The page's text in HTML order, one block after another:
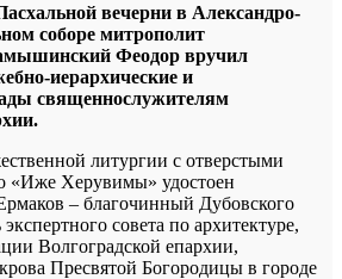
вечерни в Александро-
соборе митрополит
Феодор вручил
иерархические и
священнослужителям
литургии с отверстыми
«Иже Херувимы» удостоен
– благочинный Дубовского
совета по архитектуре,
Волгоградской епархии,
Пресвятой Богородицы в городе